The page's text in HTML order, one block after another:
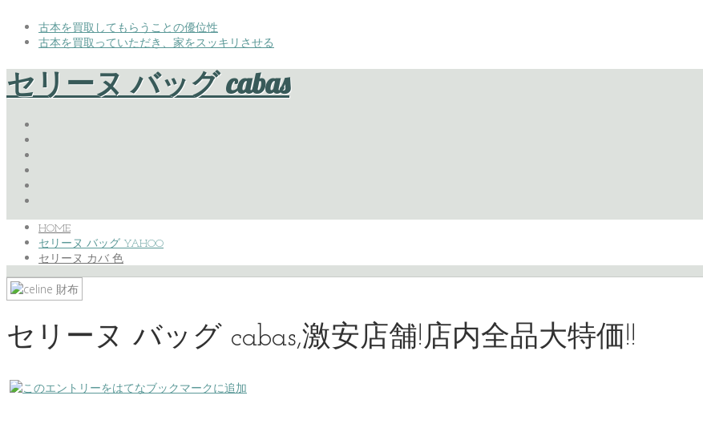
古本を買取してもらうことの優位性
古本を買取っていただき、家をスッキリさせる
セリーヌ バッグ cabas
HOME
セリーヌ バッグ YAHOO
セリーヌ カバ 色
セリーヌ バッグ cabas,激安店舗!店内全品大特価!!